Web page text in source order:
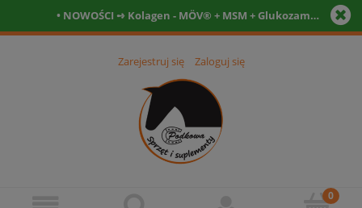
• NOWOŚCI ➺ Kolagen - MÖV® + MSM + Glukozamina + Witamina C- Tabletki • Witamina D3 12.000 IU + kofaktory - tabletki 90szt. + 90szt. •
Zarejestruj się Zaloguj się